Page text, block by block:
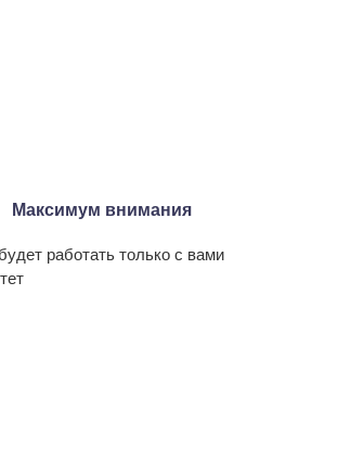
Максимум внимания
работать только с вами